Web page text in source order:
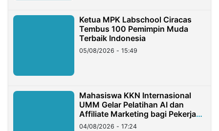
Ketua MPK Labschool Ciracas
Tembus 100 Pemimpin Muda
Terbaik Indonesia
05/08/2026 - 15:49
Mahasiswa KKN Internasional
UMM Gelar Pelatihan AI dan
Affiliate Marketing bagi Pekerja
Migran Indonesia di Taiwan
04/08/2026 - 17:24